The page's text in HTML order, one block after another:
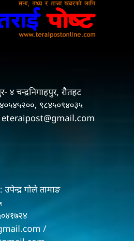
४ चन्द्रनिगाहपुर, रौतहट
९८४५०९४०३५
eteraipost@gmail.com
उपेन्द्र गोले तामाङ
/